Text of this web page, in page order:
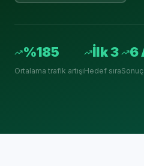
%185
Ortalama trafik artışı
İlk 3
Hedef sıra
6